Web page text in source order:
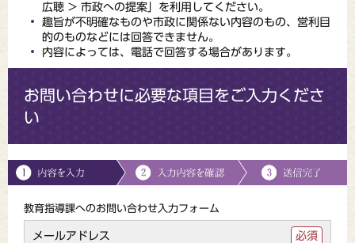
広聴 > 市政への提案」を利用してください。
趣旨が不明確なものや市政に関係ない内容のもの、営利目
的のものなどには回答できません。
内容によっては、電話で回答する場合があります。
お問い合わせに必要な項目をご入力くださ
い
教育指導課へのお問い合わせ入力フォーム
メールアドレス 必須